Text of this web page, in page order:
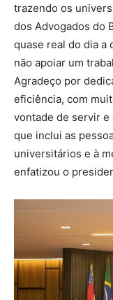
trazendo os
dos Advogados do
quase real do dia a
não apoiar um
Agradeço por
eficiência, com
vontade de servir e
que inclui as
universitários e à
enfatizou o